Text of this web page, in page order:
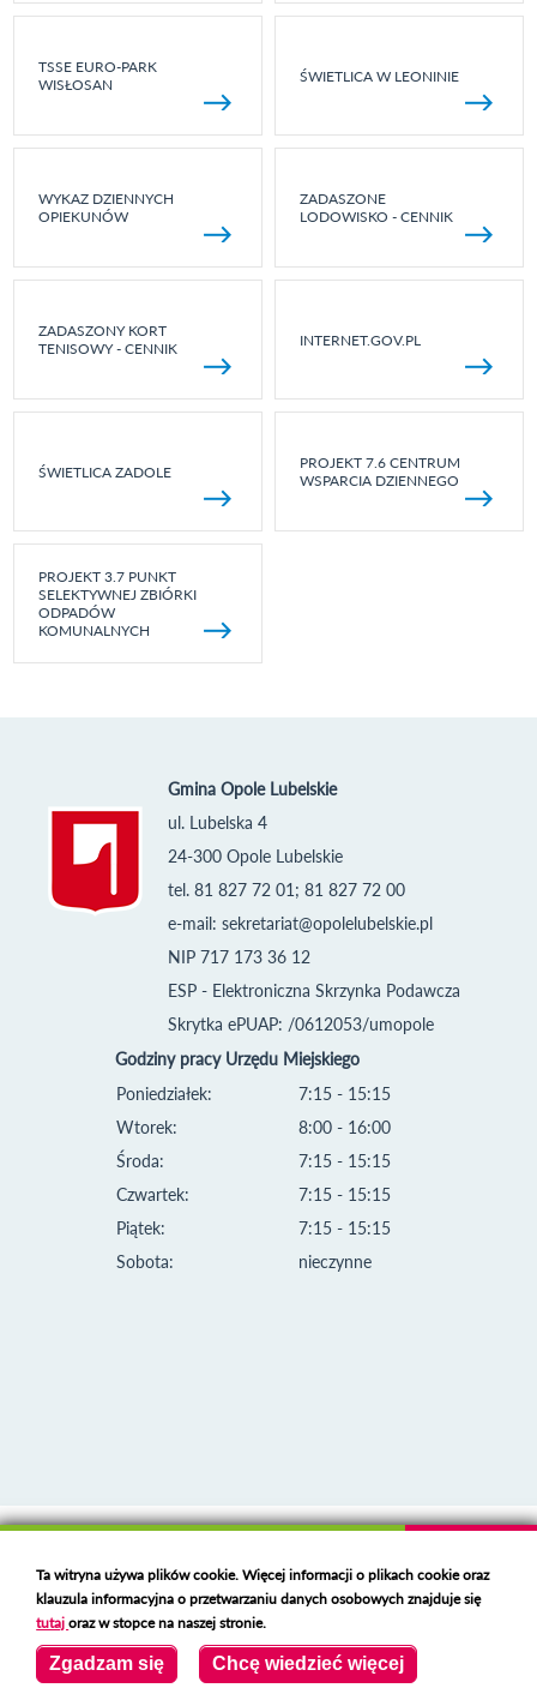
TSSE EURO-PARK
WISŁOSAN
ŚWIETLICA W LEONINIE
WYKAZ DZIENNYCH
OPIEKUNÓW
ZADASZONE
LODOWISKO - CENNIK
ZADASZONY KORT
TENISOWY - CENNIK
INTERNET.GOV.PL
ŚWIETLICA ZADOLE
PROJEKT 7.6 CENTRUM
WSPARCIA DZIENNEGO
PROJEKT 3.7 PUNKT
SELEKTYWNEJ ZBIÓRKI
ODPADÓW
KOMUNALNYCH
Gmina Opole Lubelskie
ul. Lubelska 4
24-300 Opole Lubelskie
tel. 81 827 72 01; 81 827 72 00
e-mail: sekretariat@opolelubelskie.pl
NIP 717 173 36 12
ESP - Elektroniczna Skrzynka Podawcza
Skrytka ePUAP: /0612053/umopole
Godziny pracy Urzędu Miejskiego
Poniedziałek:
Wtorek:
Środa:
Czwartek:
Piątek:
Sobota:
7:15 - 15:15
8:00 - 16:00
7:15 - 15:15
7:15 - 15:15
7:15 - 15:15
nieczynne
Deklaracja dostępności
Polski serwer RBLhttps://polspam.pl/
Copyright 2023 Urząd Miejski w Opolu Lubelskim
Created byVOBACOM Odnośnik otworzy się w nowym oknie
Ta witryna używa plików cookie. Więcej informacji o plikach cookie oraz
klauzula informacyjna o przetwarzaniu danych osobowych znajduje się
tutajoraz w stopce na naszej stronie.
Zgadzam się Chcę wiedzieć więcej